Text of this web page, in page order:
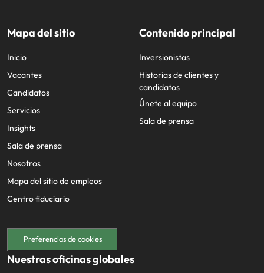
Mapa del sitio
Inicio
Vacantes
Candidatos
Servicios
Insights
Sala de prensa
Nosotros
Mapa del sitio de empleos
Centro fiduciario
Contenido principal
Inversionistas
Historias de clientes y
candidatos
Únete al equipo
Sala de prensa
Preferencias de cookies
Nuestras oficinas globales